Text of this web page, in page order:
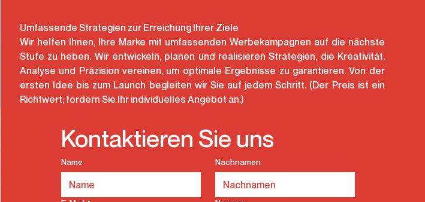
Umfassende Strategien zur Erreichung Ihrer Ziele
Wir helfen Ihnen, Ihre Marke mit umfassenden Werbekampagnen auf die nächste
Stufe zu heben. Wir entwickeln, planen und realisieren Strategien, die Kreativität,
Analyse und Präzision vereinen, um optimale Ergebnisse zu garantieren. Von der
ersten Idee bis zum Launch begleiten wir Sie auf jedem Schritt. (Der Preis ist ein
Richtwert; fordern Sie Ihr individuelles Angebot an.)
Kontaktieren Sie uns
Name Nachnamen